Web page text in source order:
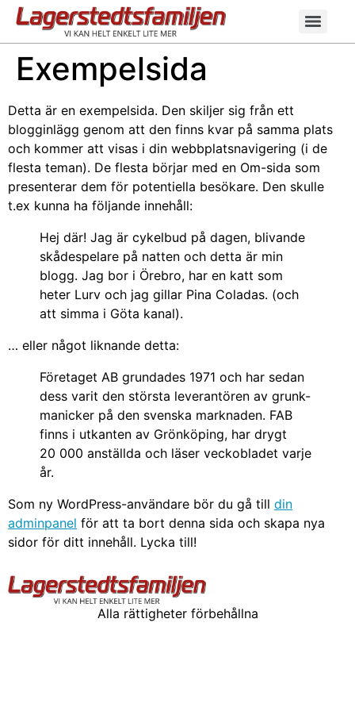
Exempelsida
Detta är en exempelsida. Den skiljer sig från ett
blogginlägg genom att den finns kvar på samma plats
och kommer att visas i din webbplatsnavigering (i de
flesta teman). De flesta börjar med en Om-sida som
presenterar dem för potentiella besökare. Den skulle
t.ex kunna ha följande innehåll:
Hej där! Jag är cykelbud på dagen, blivande
skådespelare på natten och detta är min
blogg. Jag bor i Örebro, har en katt som
heter Lurv och jag gillar Pina Coladas. (och
att simma i Göta kanal).
… eller något liknande detta:
Företaget AB grundades 1971 och har sedan
dess varit den största leverantören av grunk-
manicker på den svenska marknaden. FAB
finns i utkanten av Grönköping, har drygt
20 000 anställda och läser veckobladet varje
år.
Som ny WordPress-användare bör du gå till din
adminpanel för att ta bort denna sida och skapa nya
sidor för ditt innehåll. Lycka till!
Alla rättigheter förbehållna